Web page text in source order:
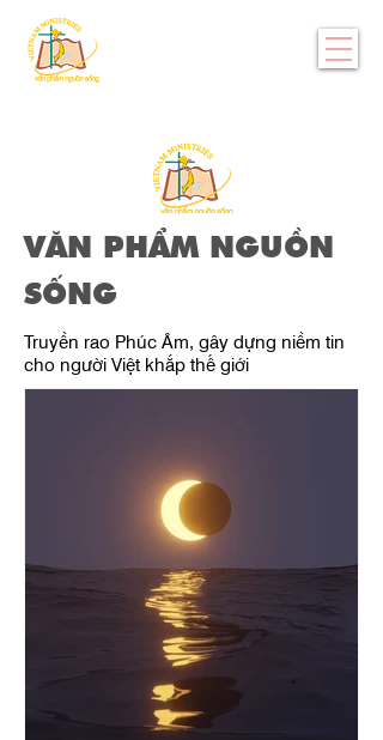
VĂN PHẨM NGUỒN
SỐNG
Truyền rao Phúc Âm, gây dựng niềm tin
cho người Việt khắp thế giới